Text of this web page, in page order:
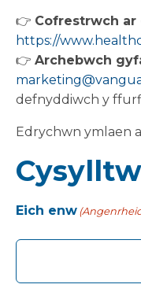
👉 Cofrestrwch
https://
👉 Archebwch
defnyddiwch y
Edrychwn ymlaen
Eich enw